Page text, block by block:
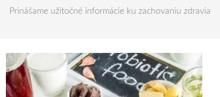
Prinášame užitočné informácie ku zachovaniu zdravia